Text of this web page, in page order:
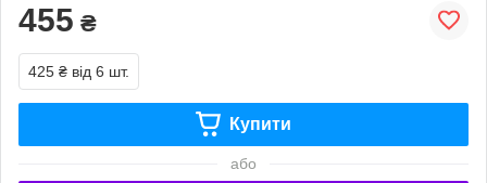
455 ₴
425 ₴ від 6 шт.
Купити
або